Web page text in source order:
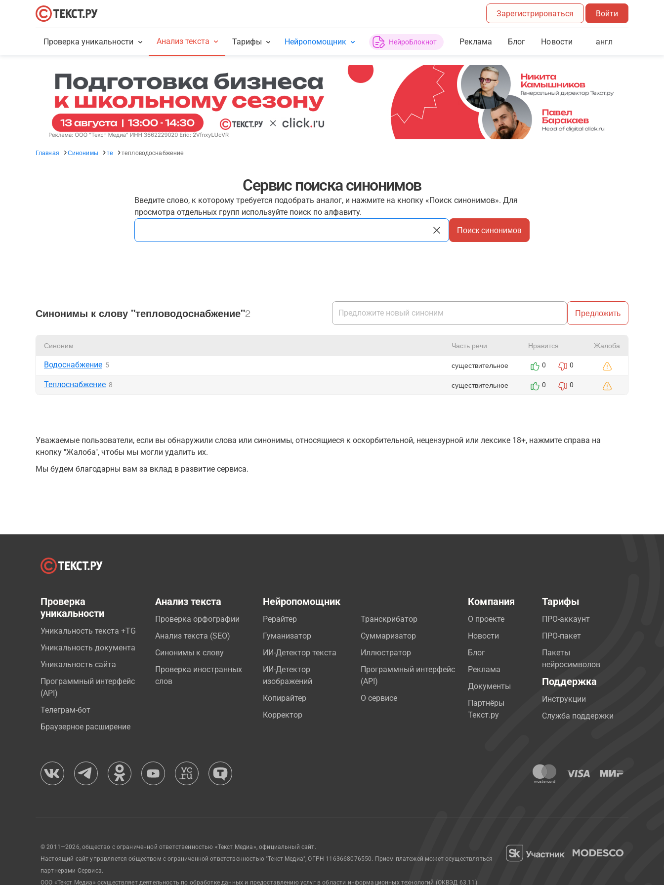
Зарегистрироваться Войти
Проверка уникальности Анализ текста Тарифы Нейропомощник НейроБлокнот Реклама Блог Новости англ
Главная Синонимы те тепловодоснабжение
Сервис поиска синонимов
Введите слово, к которому требуется подобрать аналог, и нажмите на кнопку «Поиск синонимов». Для
просмотра отдельных групп используйте поиск по алфавиту.
Поиск синонимов
Синонимы к слову "тепловодоснабжение"2 Предложить
Синоним Часть речи Нравится Жалоба
Водоснабжение 5 существительное 0 0
Теплоснабжение 8 существительное 0 0
Уважаемые пользователи, если вы обнаружили слова или синонимы, относящиеся к оскорбительной, нецензурной или лексике 18+, нажмите справа на
кнопку "Жалоба", чтобы мы могли удалить их.
Мы будем благодарны вам за вклад в развитие сервиса.
Проверка
уникальности
Уникальность текста +TG
Уникальность документа
Уникальность сайта
Программный интерфейс
(API)
Телеграм-бот
Браузерное расширение
Анализ текста
Проверка орфографии
Анализ текста (SEO)
Синонимы к слову
Проверка иностранных
слов
Нейропомощник
Рерайтер
Гуманизатор
ИИ-Детектор текста
ИИ-Детектор
изображений
Копирайтер
Корректор
Транскрибатор
Суммаризатор
Иллюстратор
Программный интерфейс
(API)
О сервисе
Компания
О проекте
Новости
Блог
Реклама
Документы
Партнёры
Текст.ру
Тарифы
ПРО-аккаунт
ПРО-пакет
Пакеты
нейросимволов
Поддержка
Инструкции
Служба поддержки
© 2011—2026, общество с ограниченной ответственностью «Текст Медиа», официальный сайт.
Настоящий сайт управляется обществом с ограниченной ответственностью "Текст Медиа", ОГРН 1163668076550. Прием платежей может осуществляться
партнерами Сервиса.
ООО «Текст Медиа» осуществляет деятельность по обработке данных и предоставлению услуг в области информационных технологий (ОКВЭД 63.11)